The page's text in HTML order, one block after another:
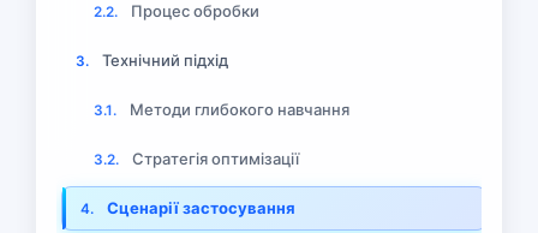
2.2. Процес обробки
3. Технічний підхід
3.1. Методи глибокого навчання
3.2. Стратегія оптимізації
4. Сценарії застосування